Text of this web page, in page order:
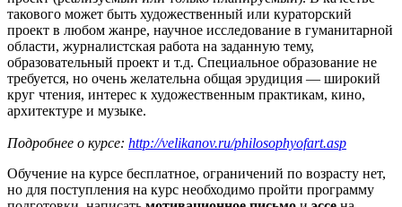
такового может быть художественный или кураторский
проект в любом жанре, научное исследование в гуманитарной
области, журналистская работа на заданную тему,
образовательный проект и т.д. Специальное образование не
требуется, но очень желательна общая эрудиция — широкий
круг чтения, интерес к художественным практикам, кино,
архитектуре и музыке.
Подробнее о курсе: http://velikanov.ru/philosophyofart.asp
Обучение на курсе бесплатное, ограничений по возрасту нет,
но для поступления на курс необходимо пройти программу